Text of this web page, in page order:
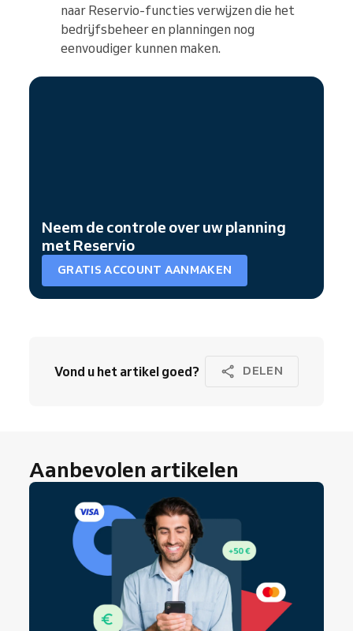
naar Reservio-functies verwijzen die het
bedrijfsbeheer en planningen nog
eenvoudiger kunnen maken.
Neem de controle over uw planning
met Reservio
GRATIS ACCOUNT AANMAKEN
Vond u het artikel goed? DELEN
Aanbevolen artikelen